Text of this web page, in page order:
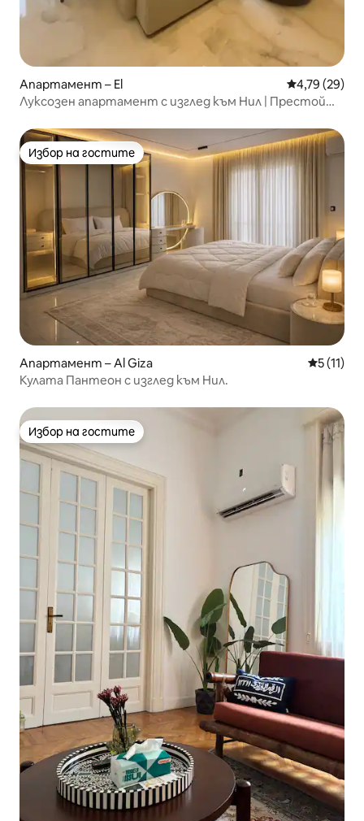
Апартамент – El Средна
4,79 (29)
Луксозен апартамент с изглед към Нил | Престой
Избор на гостите
Избор на гостите
Апартамент – Al Giza Средна
5 (11)
Кулата Пантеон с изглед към Нил.
Избор на гостите
Избор на гостите